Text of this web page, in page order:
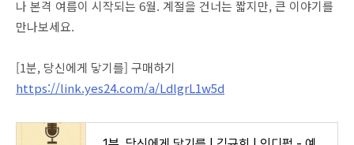
나 본격 여름이 시작되는 6월. 계절을 건너는 짧지만, 큰 이야기를
만나보세요.
[1분, 당신에게 닿기를] 구매하기
https://link.yes24.com/a/LdlgrL1w5d